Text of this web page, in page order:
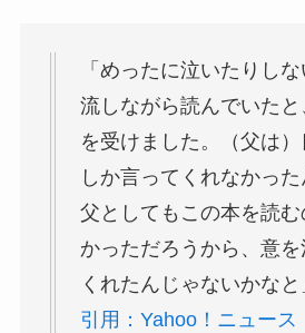
「めったに泣いたりし
流しながら読んでいた
を受けました。（父は）
しか言ってくれなかった
父としてもこの本を読む
かっただろうから、意
くれたんじゃないかなと
引用：Yahoo！ニュース